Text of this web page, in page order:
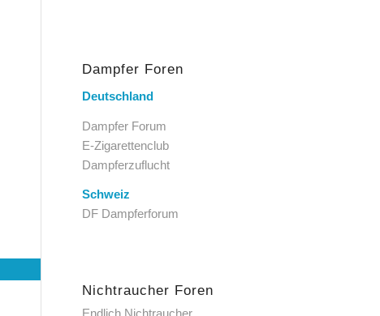
Dampfer Foren
Deutschland
Dampfer Forum
E-Zigarettenclub
Dampferzuflucht
Schweiz
DF Dampferforum
Nichtraucher Foren
Endlich Nichtraucher